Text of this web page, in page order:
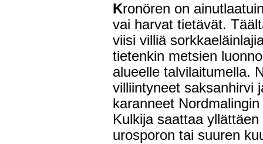
Kronören on
vai harvat tietävät.
viisi villiä
tietenkin metsien
alueelle talvilaitumella.
villiintyneet saksanhirvi
karanneet
Kulkija saattaa
urosporon tai suuren